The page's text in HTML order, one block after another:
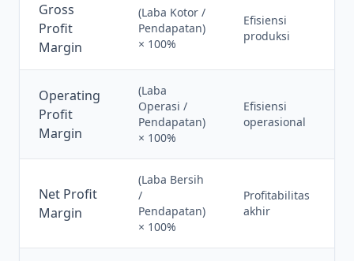
Gross
Profit
Margin
(Laba Kotor /
Pendapatan)
× 100%
Efisiensi
produksi
Operating
Profit
Margin
(Laba
Operasi /
Pendapatan)
× 100%
Efisiensi
operasional
Net Profit
Margin
(Laba Bersih
/
Pendapatan)
× 100%
Profitabilitas
akhir